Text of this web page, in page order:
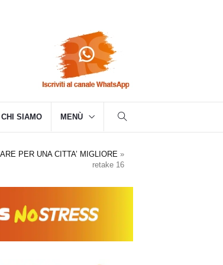
CHI SIAMO MENÙ
PER UNA CITTA’ MIGLIORE »
retake 16